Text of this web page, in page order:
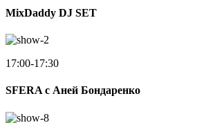
MixDaddy DJ SET
17:00-17:30
SFERA с Аней Бондаренко